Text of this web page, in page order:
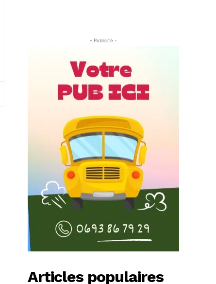
- Publicité -
Articles populaires